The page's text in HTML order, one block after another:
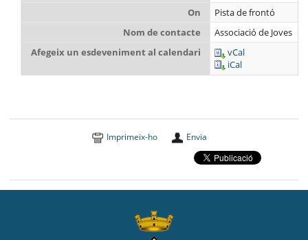
On
Pista de frontó
Nom de contacte
Associació de Joves
Afegeix un esdeveniment al calendari
vCal
iCal
Imprimeix-ho Envia